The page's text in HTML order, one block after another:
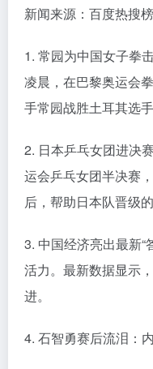
新闻来源：百度热搜榜
1. 常园为中国女子拳
凌晨，在巴黎奥运会
手常园战胜土耳其选手
2. 日本乒乓女团进决
运会乒乓女团半决赛
后，帮助日本队晋级
3. 中国经济亮出最新“
活力。最新数据显示
进。
4. 石智勇赛后流泪：